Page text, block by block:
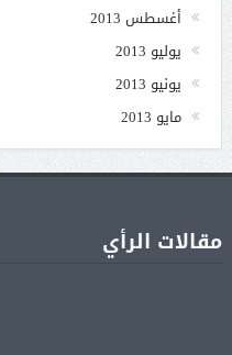
أغسطس 2013
يوليو 2013
يونيو 2013
مايو 2013
مقالات الرأي